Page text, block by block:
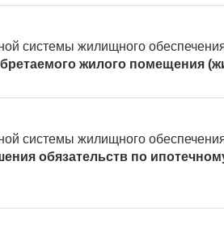
системы жилищного
жилого помещения
системы жилищного
обязательств по